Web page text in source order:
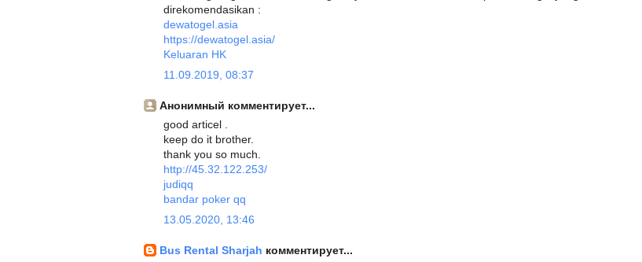
direkomendasikan :
dewatogel.asia
https://dewatogel.asia/
Keluaran HK
11.09.2019, 08:37
Анонимный комментирует...
good articel .
keep do it brother.
thank you so much.
http://45.32.122.253/
judiqq
bandar poker qq
13.05.2020, 13:46
Bus Rental Sharjah комментирует...